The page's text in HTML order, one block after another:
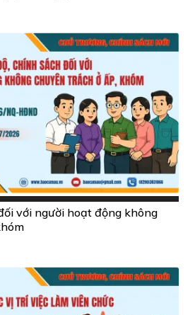
với người hoạt động không